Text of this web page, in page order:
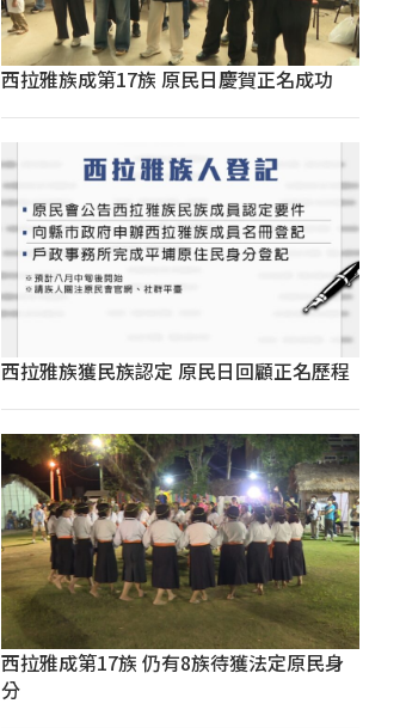
西拉雅族成第17族 原民日慶賀正名成功
西拉雅族獲民族認定 原民日回顧正名歷程
西拉雅成第17族 仍有8族待獲法定原民身
分